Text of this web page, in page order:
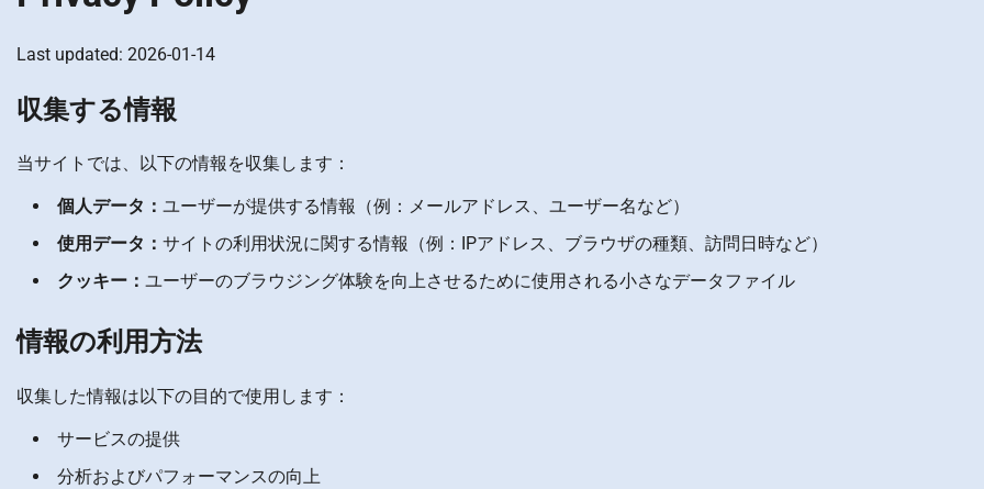
Last updated: 2026-01-14
収集する情報
当サイトでは、以下の情報を収集します：
個人データ： ユーザーが提供する情報（例：メールアドレス、ユーザー名など）
使用データ： サイトの利用状況に関する情報（例：IPアドレス、ブラウザの種類、訪問日時など）
クッキー： ユーザーのブラウジング体験を向上させるために使用される小さなデータファイル
情報の利用方法
収集した情報は以下の目的で使用します：
サービスの提供
分析およびパフォーマンスの向上